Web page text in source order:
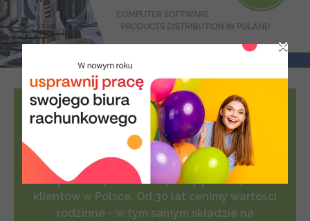
Pierwszy Polski Dom Dystrybucyjny
programów komputerowych, założony w 1993
roku jako jedna z pierwszych firm w kraju
zajmująca się dystrybucją programów
komputerowych. Obsłużyliśmy ponad 70.000
klientów w Polsce. Od 30 lat cenimy wartości
rodzinne - w tym samym składzie na
×